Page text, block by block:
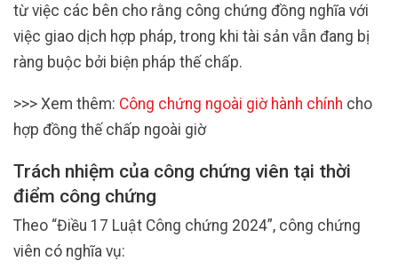
từ việc các bên cho rằng công chứng đồng nghĩa với
việc giao dịch hợp pháp, trong khi tài sản vẫn đang bị
ràng buộc bởi biện pháp thế chấp.
>>> Xem thêm: Công chứng ngoài giờ hành chính cho
hợp đồng thế chấp ngoài giờ
Trách nhiệm của công chứng viên tại thời
điểm công chứng
Theo “Điều 17 Luật Công chứng 2024”, công chứng
viên có nghĩa vụ: